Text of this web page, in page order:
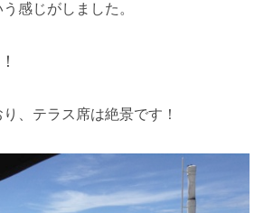
感じがしました。
、テラス席は絶景です！